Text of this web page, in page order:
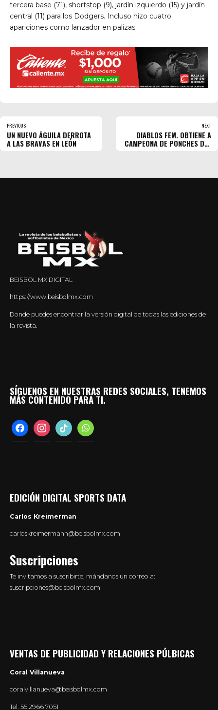
tercera base (71), shortstop (9), jardín izquierdo (15) y jardín
central (11) para los Dodgers. Incluso hizo cuatro
apariciones como lanzador en palizas.
PREVIOUS
UN NUEVO ÁGUILA DERROTA
A LAS BRAVAS EN LEÓN
NEXT
DIABLOS FEM. OBTIENE A
CAMPEONA DE PONCHES DEL
BEISBOL MX DIGITAL
https://www.beisbolmx.com
Donde puedes encontrar la versión digital de todas las ediciones de
la revista.
SÍGUENOS EN NUESTRAS REDES SOCIALES, TENEMOS
MÁS CONTENIDO PARA TI.
facebookinstagramtiktok whatsapp
EDICIÓN DIGITAL SPORTS DATA
Carlos Kreimerman
carloskreimermanh@beisbolmx.com
Suscripciones
Te invitamos a suscribirte, mándanos un correo a:
suscripciones@beisbolmx.com
VENTAS DE PUBLICIDAD Y RELACIONES PÚLBICAS
Coral Villanueva
coralvillanueva@beisbolmx.com
Tel. 55 2966 7051